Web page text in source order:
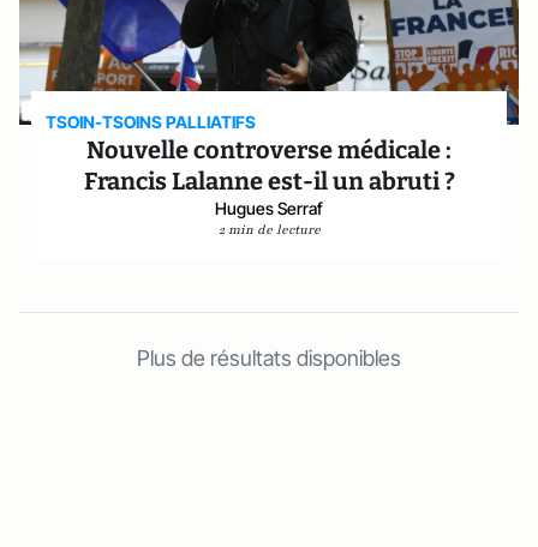
TSOIN-TSOINS PALLIATIFS
Nouvelle controverse médicale :
Francis Lalanne est-il un abruti ?
Hugues Serraf
2 min de lecture
Plus de résultats disponibles